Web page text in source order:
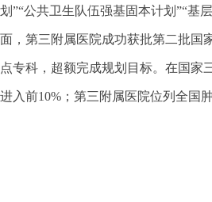
划”“公共卫生队伍强基固本计划”“基
面，第三附属医院成功获批第二批国
点专科，超额完成规划目标。在国家
进入前10%；第三附属医院位列全国